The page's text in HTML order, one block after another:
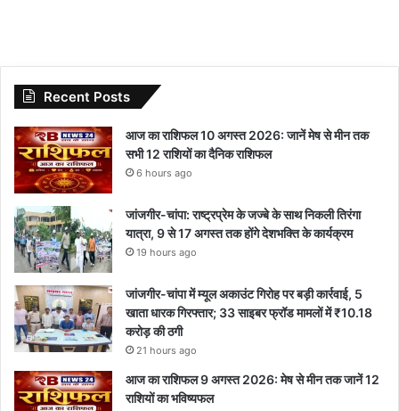
Recent Posts
आज का राशिफल 10 अगस्त 2026: जानें मेष से मीन तक
सभी 12 राशियों का दैनिक राशिफल
6 hours ago
जांजगीर-चांपा: राष्ट्रप्रेम के जज्बे के साथ निकली तिरंगा
यात्रा, 9 से 17 अगस्त तक होंगे देशभक्ति के कार्यक्रम
19 hours ago
जांजगीर-चांपा में म्यूल अकाउंट गिरोह पर बड़ी कार्रवाई, 5
खाता धारक गिरफ्तार; 33 साइबर फ्रॉड मामलों में ₹10.18
करोड़ की ठगी
21 hours ago
आज का राशिफल 9 अगस्त 2026: मेष से मीन तक जानें 12
राशियों का भविष्यफल